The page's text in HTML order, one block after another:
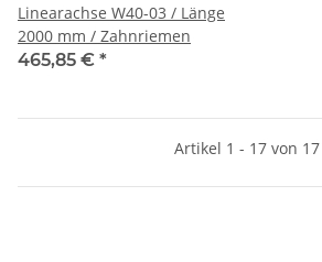
Linearachse W40-03 / Länge
2000 mm / Zahnriemen
465,85 € *
Artikel 1 - 17 von 17